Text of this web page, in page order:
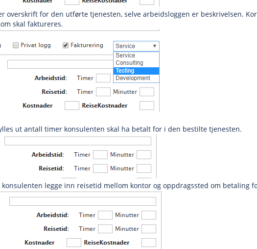
eget domene
overskrift for den utførte tjenesten, selve arbeidsloggen er beskrivelsen.
skal faktureres.
ut antall timer konsulenten skal ha betalt for i den bestilte tjenesten.
konsulenten legge inn reisetid mellom kontor og oppdragssted om